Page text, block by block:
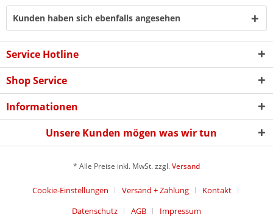
Kunden haben sich ebenfalls angesehen
Service Hotline
Shop Service
Informationen
Unsere Kunden mögen was wir tun
* Alle Preise inkl. MwSt. zzgl.Versand
Cookie-Einstellungen Versand + Zahlung
Kontakt
Datenschutz
AGB Impressum